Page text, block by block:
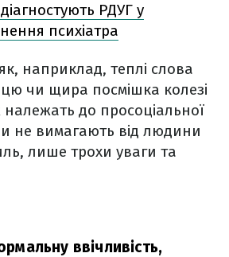
РДУГ у
психіатра
наприклад, теплі слова
чи щира посмішка колезі
належать до просоціальної
не вимагають від людини
лише трохи уваги та
ввічливість,